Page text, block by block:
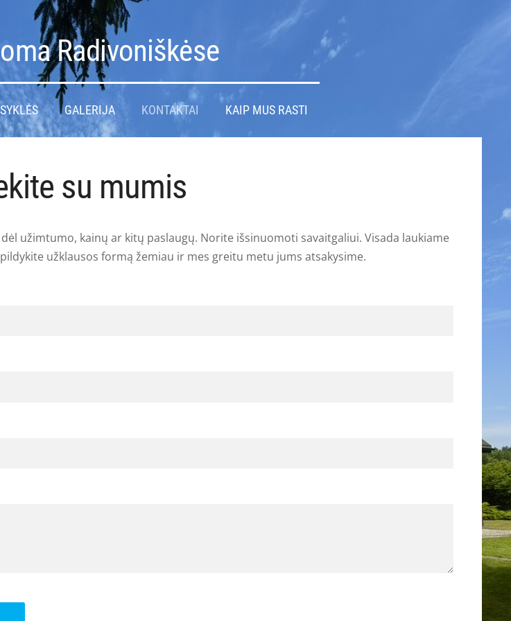
Radivoniškėse
GALERIJA KONTAKTAI KAIP MUS RASTI
su mumis
užimtumo, kainų ar kitų paslaugų. Norite išsinuomoti savaitgaliui. Visada laukiame
užklausos formą žemiau ir mes greitu metu jums atsakysime.